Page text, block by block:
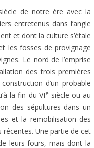
de notre ère avec la
entretenus dans l’angle
et dont la culture s’étale
les fosses de provignage
Le nord de l’emprise
des trois premières
d’un probable
la fin du VIe siècle ou au
des sépultures dans un
et la remobilisation des
récentes. Une partie de cet
leurs fours, mais dont la